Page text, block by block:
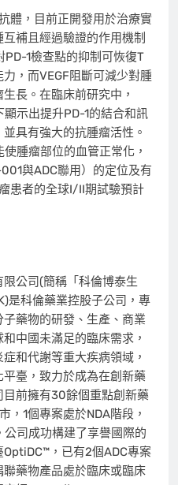
體，目前正開發用於治療實
補且經過驗證的作用機制
1檢查點的抑制可恢復T
，而VEGF阻斷可減少對腫
長。在臨床前研究中，
示出提升PD-1的結合和訊
具有強大的抗腫瘤活性。
腫瘤部位的血管正常化，
與ADC聯用）的定位及有
患者的全球I/II期試驗預計
公司(簡稱「科倫博泰生
是科倫藥業控股子公司，專
藥物的研發、生產、商業
中國未滿足的臨床需求，
和代謝等重大疾病領域，
臺，致力於成為在創新藥
前擁有30餘個重點創新藥
，1個專案處於NDA階段，
司成功構建了享譽國際的
，已有2個ADC專案
藥物產品處於臨床或臨床